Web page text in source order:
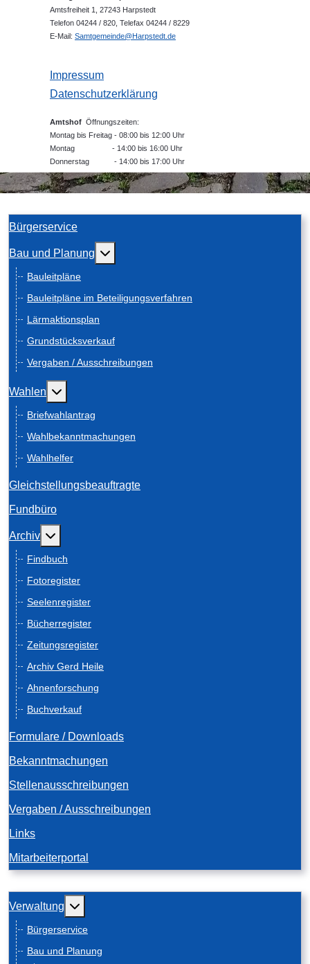
Amtsfreiheit 1, 27243 Harpstedt
Telefon 04244 / 820, Telefax 04244 / 8229
E-Mail: Samtgemeinde@Harpstedt.de
Impressum
Datenschutzerklärung
Amtshof Öffnungszeiten:
Montag bis Freitag - 08:00 bis 12:00 Uhr
Montag - 14:00 bis 16:00 Uhr
Donnerstag - 14:00 bis 17:00 Uhr
Bürgerservice
Bau und Planung Weitere Informationen: Bau und Planung
Bauleitpläne
Bauleitpläne im Beteiligungsverfahren
Lärmaktionsplan
Grundstücksverkauf
Vergaben / Ausschreibungen
Wahlen Weitere Informationen: Wahlen
Briefwahlantrag
Wahlbekanntmachungen
Wahlhelfer
Gleichstellungsbeauftragte
Fundbüro
Archiv Weitere Informationen: Archiv
Findbuch
Fotoregister
Seelenregister
Bücherregister
Zeitungsregister
Archiv Gerd Heile
Ahnenforschung
Buchverkauf
Formulare / Downloads
Bekanntmachungen
Stellenausschreibungen
Vergaben / Ausschreibungen
Links
Mitarbeiterportal
Verwaltung Weitere Informationen: Verwaltung
Bürgerservice
Bau und Planung